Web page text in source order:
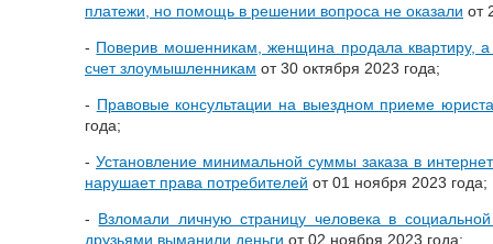
платежи, но помощь в решении вопроса не оказали от
- Поверив мошенникам, женщина продала квартиру,
счет злоумышленникам от 30 октября 2023 года;
- Правовые консультации на выездном приеме
года;
- Установление минимальной суммы заказа в
нарушает права потребителей от 01 ноября 2023 года;
- Взломали личную страницу человека в
друзьями выманили деньги от 02 ноября 2023 года;